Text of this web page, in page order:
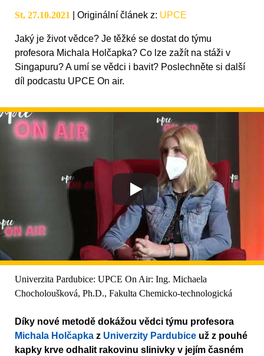
St, 27.10.2021 Originální článek z: UPCE
Jaký je život vědce? Je těžké se dostat do týmu
profesora Michala Holčapka? Co lze zažít na stáži v
Singapuru? A umí se vědci i bavit? Poslechněte si další
díl podcastu UPCE On air.
Univerzita Pardubice: UPCE On Air: Ing. Michaela
Chocholoušková, Ph.D., Fakulta Chemicko-technologická
Díky nové metodě dokážou vědci týmu profesora
Michala Holčapka z Univerzity Pardubice už z pouhé
kapky krve odhalit rakovinu slinivky v jejím časném